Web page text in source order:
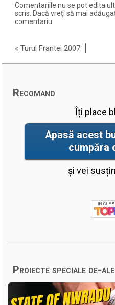
Comentariile nu se pot edita
scris. Dacă vreți să mai
comentariu.
«Turul Frantei 2007
Recomand
Îți place
Apasă acest
cumpăra
și vei
Proiecte speciale de-